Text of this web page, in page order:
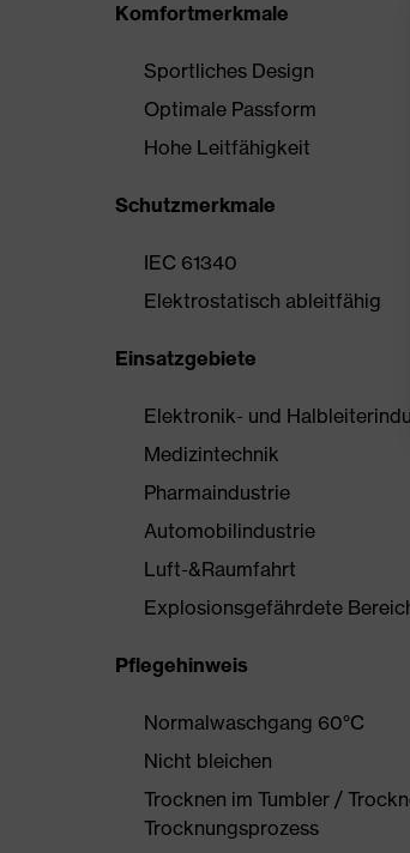
Komfortmerkmale
Sportliches Design
Optimale Passform
Hohe Leitfähigkeit
Schutzmerkmale
IEC 61340
Elektrostatisch ableitfähig
Einsatzgebiete
Elektronik- und
Medizintechnik
Pharmaindustrie
Automobilindustrie
Luft-&Raumfahrt
Explosionsgefährdete
Pflegehinweis
Normalwaschgang 60°C
Nicht bleichen
Trocknen im Tumbler /
Trocknungsprozess